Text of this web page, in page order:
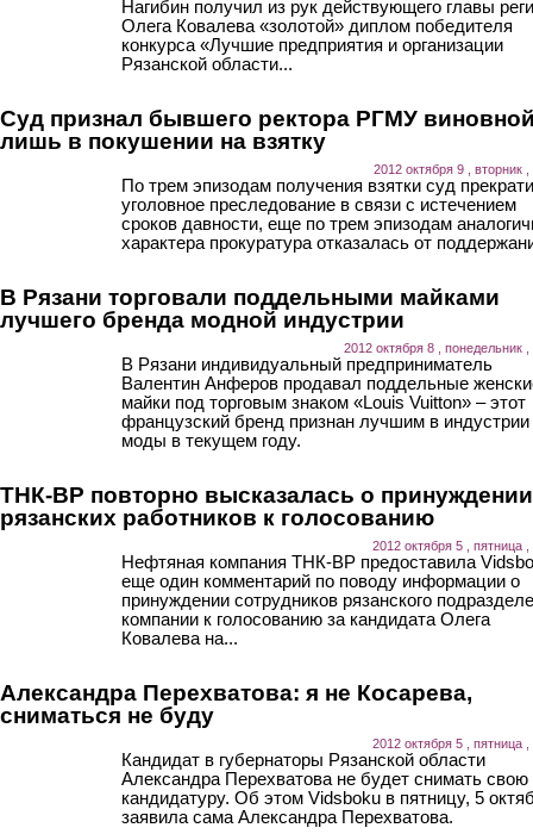
Нагибин получил из рук действующего главы
Олега Ковалева «золотой» диплом победителя
конкурса «Лучшие предприятия и организации
Рязанской области...
Cуд признал бывшего ректора РГМУ
лишь в покушении на взятку
2012 октября 9 , вторник ,
По трем эпизодам получения взятки суд
уголовное преследование в связи с истечением
сроков давности, еще по трем эпизодам
характера прокуратура отказалась от
В Рязани торговали поддельными майками
лучшего бренда модной индустрии
2012 октября 8 , понедельник ,
В Рязани индивидуальный предприниматель
Валентин Анферов продавал поддельные
майки под торговым знаком «Louis Vuitton» – этот
французский бренд признан лучшим в индустрии
моды в текущем году.
ТНК-BP повторно высказалась о принуждении
рязанских работников к голосованию
2012 октября 5 , пятница ,
Нефтяная компания ТНК-BP предоставила
еще один комментарий по поводу информации о
принуждении сотрудников рязанского
компании к голосованию за кандидата Олега
Ковалева на...
Александра Перехватова: я не Косарева,
сниматься не буду
2012 октября 5 , пятница ,
Кандидат в губернаторы Рязанской области
Александра Перехватова не будет снимать свою
кандидатуру. Об этом Vidsboku в пятницу, 5
заявила сама Александра Перехватова.